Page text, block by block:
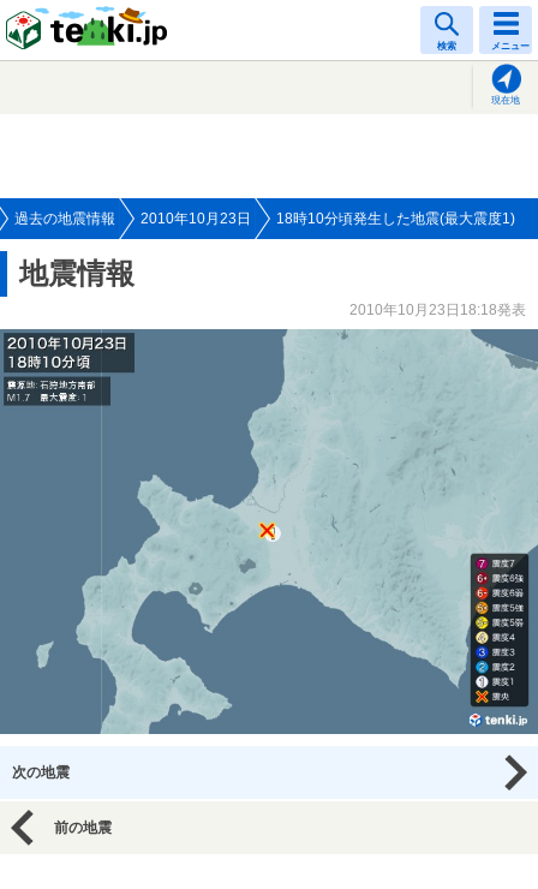
検索 メニュー
現在地
過去の地震情報 2010年10月23日 18時10分頃発生した地震(最大震度1)
地震情報
2010年10月23日18:18発表
次の地震
前の地震